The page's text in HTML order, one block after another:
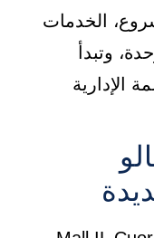
الخدمات
وتبدأ
الإدارية